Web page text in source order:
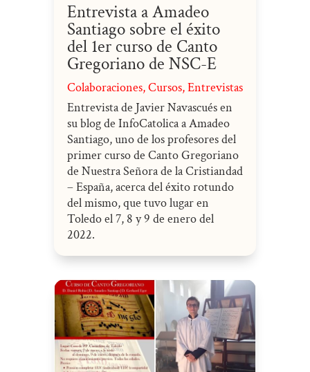
Entrevista a Amadeo
Santiago sobre el éxito
del 1er curso de Canto
Gregoriano de NSC-E
Colaboraciones,Cursos,Entrevistas
Entrevista de Javier Navascués en
su blog de InfoCatolica a Amadeo
Santiago, uno de los profesores del
primer curso de Canto Gregoriano
de Nuestra Señora de la Cristiandad
– España, acerca del éxito rotundo
del mismo, que tuvo lugar en
Toledo el 7, 8 y 9 de enero del
2022.